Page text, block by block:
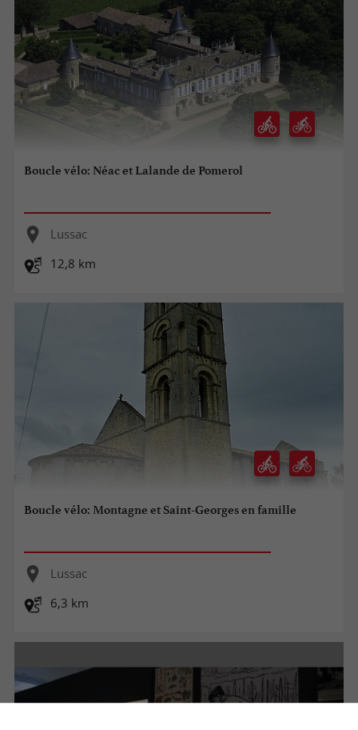
Boucle vélo: Néac et Lalande de Pomerol
Lussac
12,8 km
Boucle vélo: Montagne et Saint-Georges en famille
Lussac
6,3 km